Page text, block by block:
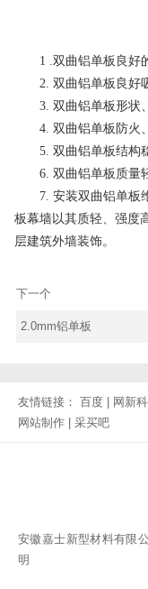
1 .双曲铝单板良好
2. 双曲铝单板良好
3. 双曲铝单板形状、
4. 双曲铝单板防火
5. 双曲铝单板结构
6. 双曲铝单板质量
7. 安装双曲铝单板维
板幕墙以其质轻、强度
层建筑外墙装饰。
下一个
2.0mm铝单板
友情链接： 百度 | 网新
网站制作 | 采买吧
安徽嘉士新型材料有
明